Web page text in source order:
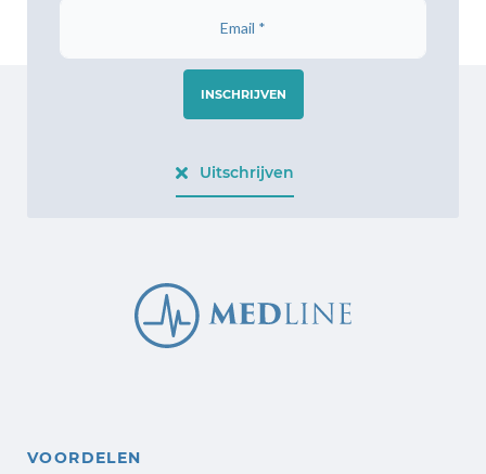
INSCHRIJVEN
Uitschrijven
VOORDELEN